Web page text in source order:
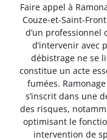
Faire appel à
Couze-et-Saint-
d’un professionnel
d’intervenir avec
débistrage ne se
constitue un acte
fumées.
s’inscrit dans une
des risques,
optimisant le
intervention de